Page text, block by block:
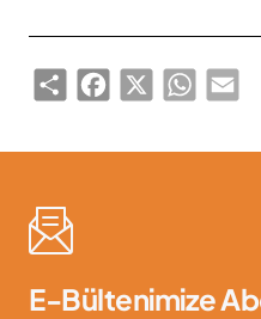
ShareFacebook
X WhatsApp
E-Bültenimize